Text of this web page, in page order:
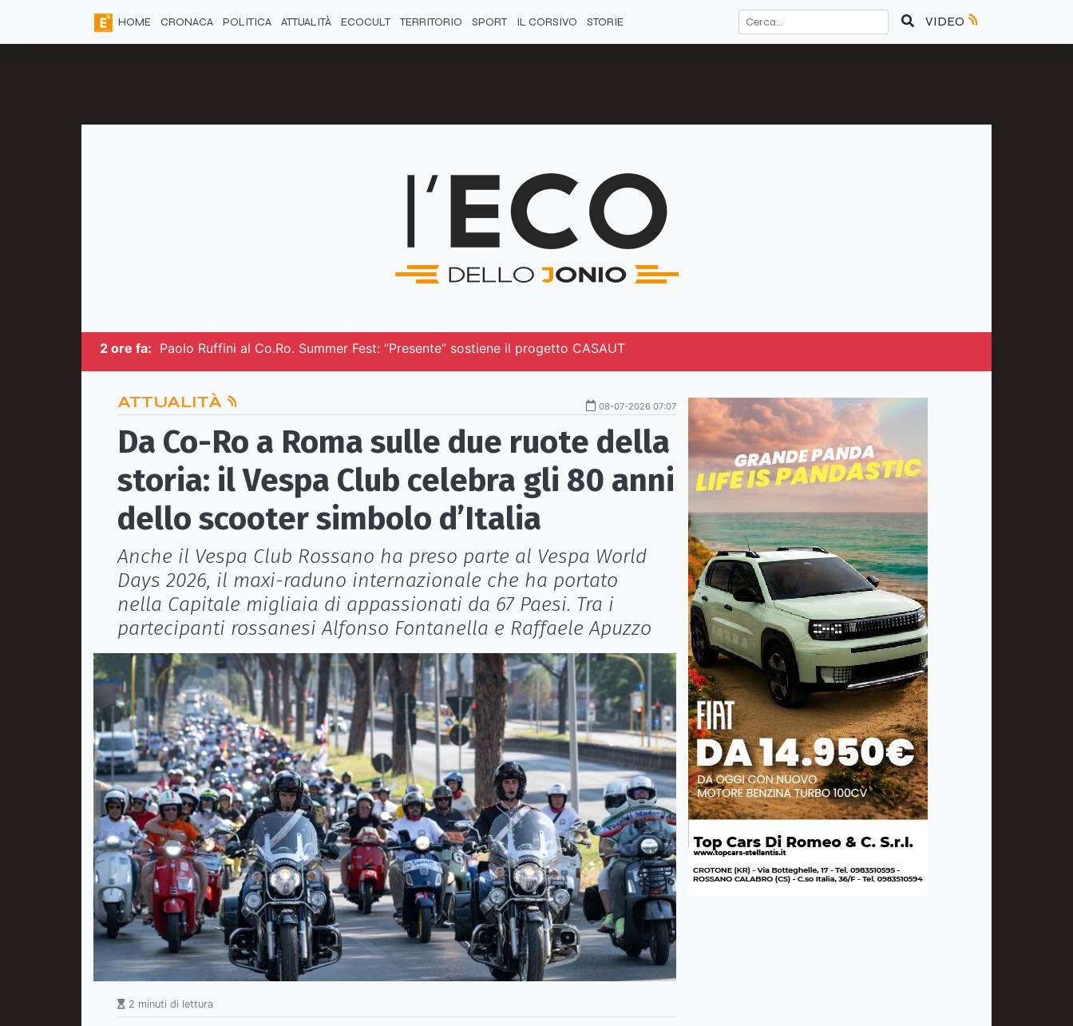
HOME CRONACA POLITICA ATTUALITÀ ECOCULT TERRITORIO SPORT IL CORSIVO STORIE VIDEO
2 ore fa: Paolo Ruffini al Co.Ro. Summer Fest: “Presente” sostiene il progetto CASAUT
ATTUALITÀ 08-07-2026 07:07
Da Co-Ro a Roma sulle due ruote della
storia: il Vespa Club celebra gli 80 anni
dello scooter simbolo d’Italia
Anche il Vespa Club Rossano ha preso parte al Vespa World
Days 2026, il maxi-raduno internazionale che ha portato
nella Capitale migliaia di appassionati da 67 Paesi. Tra i
partecipanti rossanesi Alfonso Fontanella e Raffaele Apuzzo
2 minuti di lettura